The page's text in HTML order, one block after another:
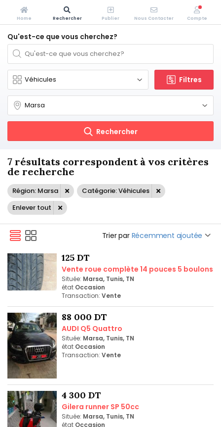
Qu'est-ce que vous cherchez?
Filtres
Rechercher
7 résultats correspondent à vos critères
de recherche
Région: Marsa
Catégorie: Véhicules
Enlever tout
Trier par Récemment ajoutée
125 DT
Vente roue complète 14 pouces 5 boulons
Située: Marsa, Tunis, TN
état Occasion
Transaction: Vente
88 000 DT
AUDI Q5 Quattro
Située: Marsa, Tunis, TN
état Occasion
Transaction: Vente
4 300 DT
Gilera runner SP 50cc
Située: Marsa, Tunis, TN
état Occasion
Home Rechercher Publier Nous Contacter Compte